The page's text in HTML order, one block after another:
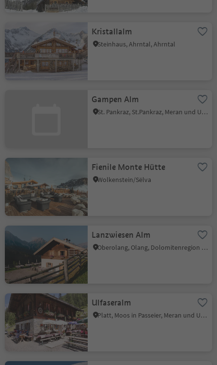
Kristallalm
Steinhaus, Ahrntal, Ahrntal
Gampen Alm
St. Pankraz, St.Pankraz, Meran und Umgebung
Fienile Monte Hütte
Wolkenstein/Sëlva
Lanzwiesen Alm
Oberolang, Olang, Dolomitenregion Kronplatz
Ulfaseralm
Platt, Moos in Passeier, Meran und Umgebung